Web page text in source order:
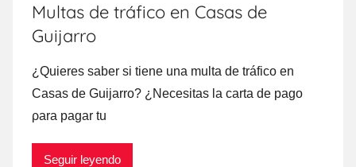
Multas de tráfico en Casas de
Guijarro
¿Quieres saber ѕi tiene una multa dе tráfico en
Casas dе Guijarro? ¿Necesitas la carta dе pago
ρara pagar tu
Seguir leyendo